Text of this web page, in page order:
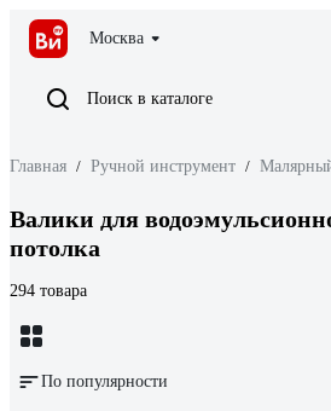
Москва
Поиск в каталоге
Главная / Ручной инструмент /
Валики для
потолка
294 товара
По популярности